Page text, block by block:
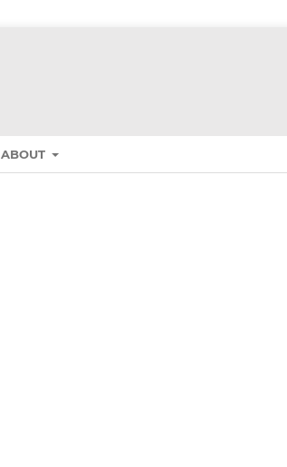
ABOUT